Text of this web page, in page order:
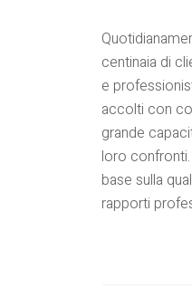
centinaia di
e
accolti con
grande
loro
base sulla
rapporti